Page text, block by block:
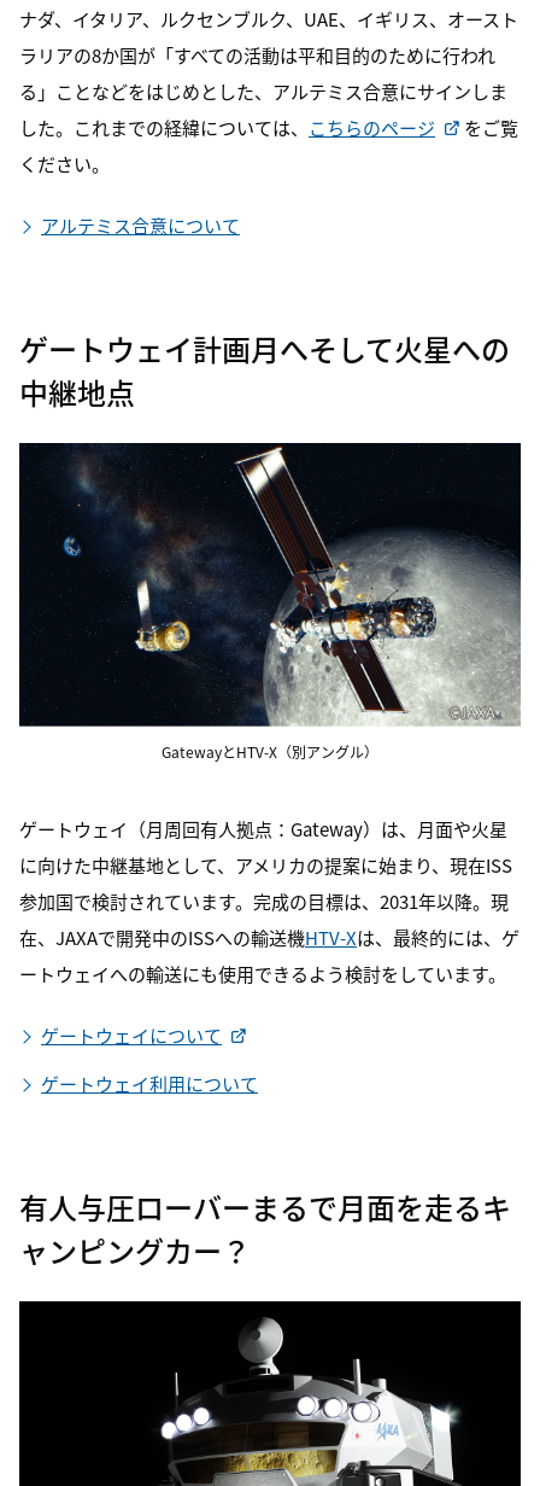
ナダ、イタリア、ルクセンブルク、UAE、イギリス、オースト
ラリアの8か国が「すべての活動は平和目的のために行われ
る」ことなどをはじめとした、アルテミス合意にサインしま
した。これまでの経緯については、 こちらのページ
をご覧
ください。
アルテミス合意について
ゲートウェイ計画月へそして火星への
中継地点
ゲートウェイ（月周回有人拠点：Gateway）は、月面や火星
に向けた中継基地として、アメリカの提案に始まり、現在ISS
参加国で検討されています。完成の目標は、2031年以降。現
在、JAXAで開発中のISSへの輸送機HTV-Xは、最終的には、ゲ
ートウェイへの輸送にも使用できるよう検討をしています。
ゲートウェイについて
ゲートウェイ利用について
GatewayとHTV-X（別アングル）
有人与圧ローバーまるで月面を走るキ
ャンピングカー？